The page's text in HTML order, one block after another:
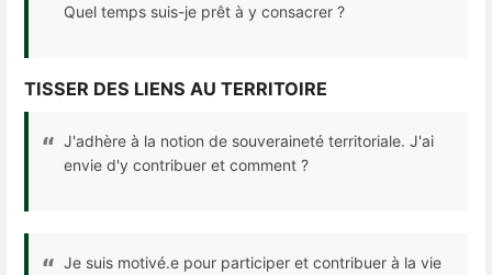
Quel temps suis-je prêt à y consacrer ?
TISSER DES LIENS AU TERRITOIRE
J'adhère à la notion de souveraineté territoriale. J'ai
envie d'y contribuer et comment ?
Je suis motivé.e pour participer et contribuer à la vie